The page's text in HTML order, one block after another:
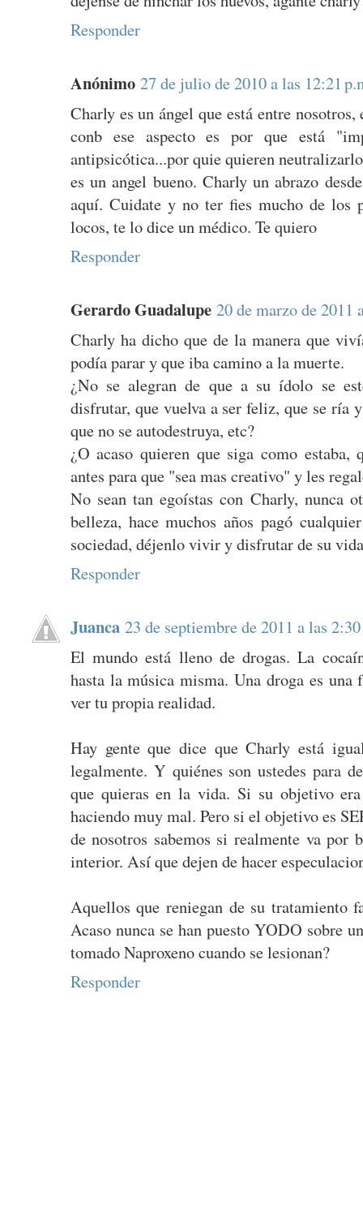
Responder
Anónimo 27 de julio de 2010 a las 12:21
Charly es un ángel que está entre
conb ese aspecto es por que está
antipsicótica...por quie quieren
es un angel bueno. Charly un abrazo
aquí. Cuidate y no ter fies mucho de los
locos, te lo dice un médico. Te quiero
Responder
Gerardo Guadalupe 20 de marzo de 2011
Charly ha dicho que de la manera que
podía parar y que iba camino a la muerte.
¿No se alegran de que a su ídolo se
disfrutar, que vuelva a ser feliz, que se ría
que no se autodestruya, etc?
¿O acaso quieren que siga como estaba,
antes para que "sea mas creativo" y les
No sean tan egoístas con Charly, nunca
belleza, hace muchos años pagó
sociedad, déjenlo vivir y disfrutar de su
Responder
Juanca 23 de septiembre de 2011 a las
El mundo está lleno de drogas. La
hasta la música misma. Una droga es una
ver tu propia realidad.
Hay gente que dice que Charly está
legalmente. Y quiénes son ustedes para
que quieras en la vida. Si su objetivo
haciendo muy mal. Pero si el objetivo es
de nosotros sabemos si realmente va por
interior. Así que dejen de hacer
Aquellos que reniegan de su tratamiento
Acaso nunca se han puesto YODO sobre
tomado Naproxeno cuando se lesionan?
Responder